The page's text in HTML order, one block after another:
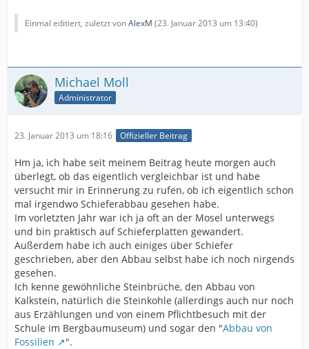
Einmal editiert, zuletzt vonAlexM (23. Januar 2013 um 13:40)
Michael Moll
Administrator
23. Januar 2013 um 18:16 Offizieller Beitrag
Hm ja, ich habe seit meinem Beitrag heute morgen auch
überlegt, ob das eigentlich vergleichbar ist und habe
versucht mir in Erinnerung zu rufen, ob ich eigentlich schon
mal irgendwo Schieferabbau gesehen habe.
Im vorletzten Jahr war ich ja oft an der Mosel unterwegs
und bin praktisch auf Schieferplatten gewandert.
Außerdem habe ich auch einiges über Schiefer
geschrieben, aber den Abbau selbst habe ich noch nirgends
gesehen.
Ich kenne gewöhnliche Steinbrüche, den Abbau von
Kalkstein, natürlich die Steinkohle (allerdings auch nur noch
aus Erzählungen und von einem Pflichtbesuch mit der
Schule im Bergbaumuseum) und sogar den "Abbau von
Fossilien
".